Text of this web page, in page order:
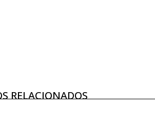
RELACIONADOS